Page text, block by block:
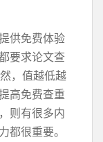
供免费体验
要求论文查
，值越低越
高免费查重
则有很多内
都很重要。